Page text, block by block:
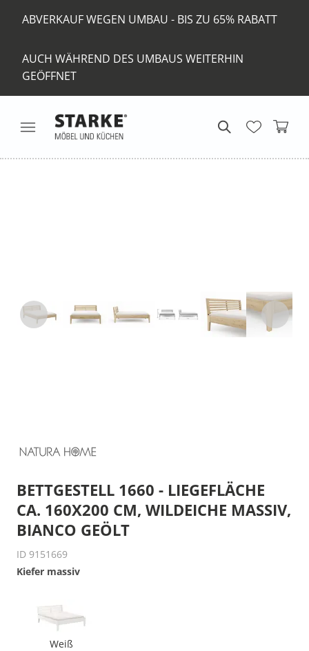
ABVERKAUF WEGEN UMBAU - BIS ZU 65% RABATT
AUCH WÄHREND DES UMBAUS WEITERHIN
GEÖFFNET
BETTGESTELL 1660 - LIEGEFLÄCHE
CA. 160X200 CM, WILDEICHE MASSIV,
BIANCO GEÖLT
ID 9151669
Kiefer massiv
Weiß